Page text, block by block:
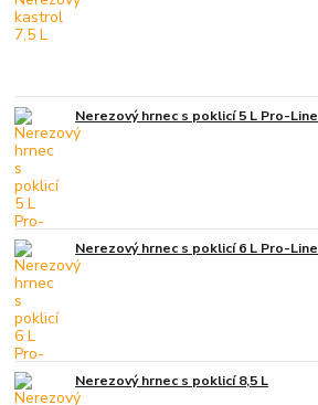
Nerezový hrnec s poklicí 5 L Pro-Line
Nerezový hrnec s poklicí 6 L Pro-Line
Nerezový hrnec s poklicí 8,5 L